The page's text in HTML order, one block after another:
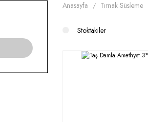
Anasayfa Tırnak Süsleme
Stoktakiler